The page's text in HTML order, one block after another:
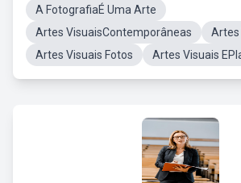
A FotografiaÉ Uma Arte
Artes VisuaisContemporâneas
Artes
Artes Visuais Fotos
Artes Visuais